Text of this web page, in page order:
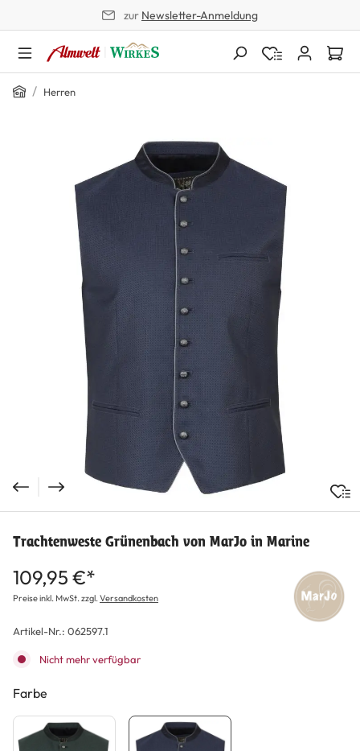
zur Newsletter-Anmeldung
Home
/ Herren
Trachtenweste Grünenbach von MarJo in Marine
109,95 €*
Preise inkl. MwSt. zzgl.Versandkosten
Artikel-Nr.: 062597.1
Nicht mehr verfügbar
Farbe